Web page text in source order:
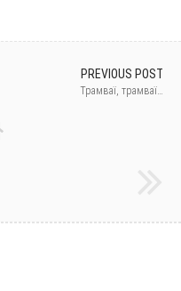
PREVIOUS POST
Трамваї, трамваї…